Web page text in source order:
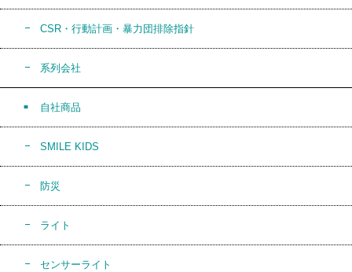
CSR・行動計画・暴力団排除指針
系列会社
自社商品
SMILE KIDS
防災
ライト
センサーライト